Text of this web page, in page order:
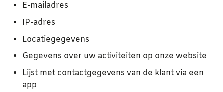
E-mailadres
IP-adres
Locatiegegevens
Gegevens over uw activiteiten op onze website
Lijst met contactgegevens van de klant via een
app